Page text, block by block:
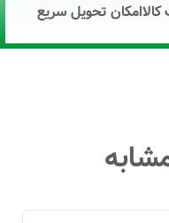
امکان تحویل سریع